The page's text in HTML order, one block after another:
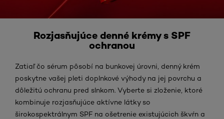
Rozjasňujúce denné krémy s SPF
ochranou
Zatiaľ čo sérum pôsobí na bunkovej úrovni, denný krém
poskytne vašej pleti doplnkové výhody na jej povrchu a
dôležitú ochranu pred slnkom. Vyberte si zloženie, ktoré
kombinuje rozjasňujúce aktívne látky so
širokospektrálnym SPF na ošetrenie existujúcich škvŕn a